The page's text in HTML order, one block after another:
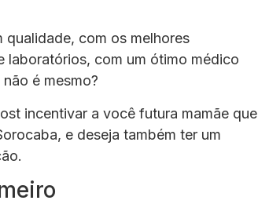
com os melhores
laboratórios, com um ótimo médico
é mesmo?
incentivar a você futura mamãe que
e deseja também ter um